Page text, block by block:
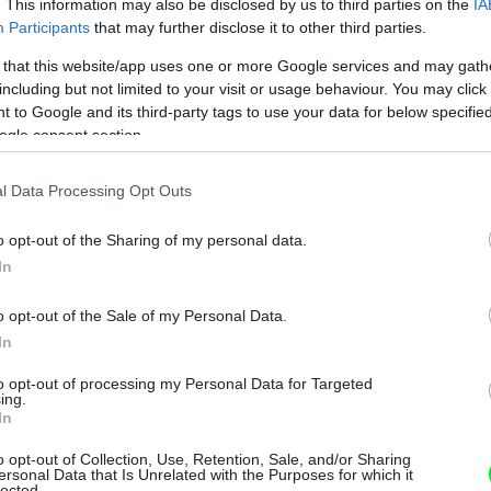
This information may also be disclosed by us to third parties on the
Participants that may further disclose it to other third parties.
this website/app uses one or more Google services and may
but not limited to your visit or usage behaviour. You may
to Google and its third-party tags to use your data for below
consent section.
Data Processing Opt Outs
opt-out of the Sharing of my personal data.
opt-out of the Sale of my Personal Data.
opt-out of processing my Personal Data for Targeted
opt-out of Collection, Use, Retention, Sale, and/or Sharing
Data that Is Unrelated with the Purposes for which it
byť teda drevostavba absolútne
domu a súčasne môže byť
ktoré zároveň minimalizujú
vlastnostiam korku patrí
(čiže je vhodný pre alergikov), vyrovnáva
v interiéri. Prínosom je aj fakt, že je